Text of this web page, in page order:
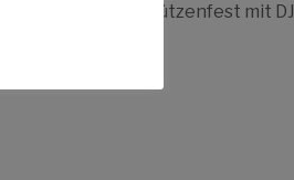
und Schützenfest mit DJ